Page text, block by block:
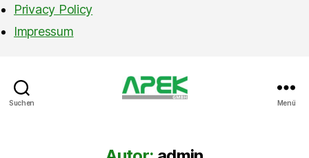
Privacy Policy
Impressum
Suchen Menü